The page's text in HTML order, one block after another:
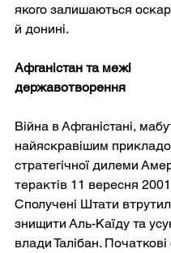
якого залишаються
й донині.
Афганістан та межі
державотворення
Війна в Афганістані,
найяскравішим
стратегічної дилеми
терактів 11 вересня
Сполучені Штати
знищити Аль-Каїду та
влади Талібан. Початкові